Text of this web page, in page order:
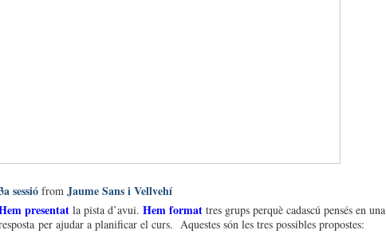
sessió from Jaume Sans i Vellvehí
presentatla pista d’avui. Hem formattres grups perquè cadascú pensés en una
per ajudar a planificar el curs. Aquestes són les tres possibles propostes: